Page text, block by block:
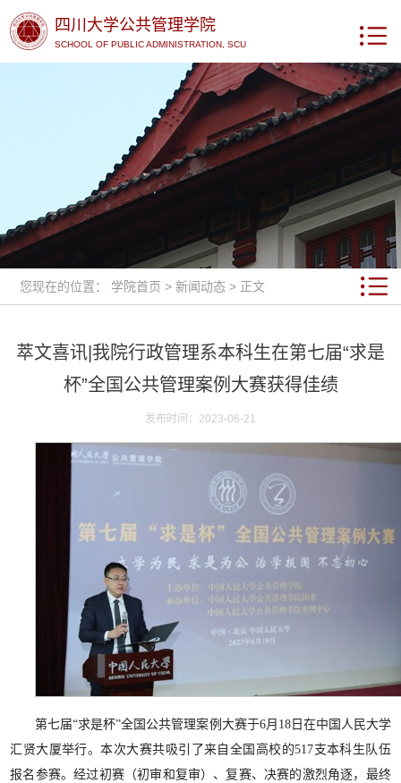
四川大学公共管理学院
SCHOOL OF PUBLIC ADMINISTRATION, SCU
您现在的位置： 学院首页 >新闻动态 > 正文
萃文喜讯|我院行政管理系本科生在第七届“求是
杯”全国公共管理案例大赛获得佳绩
发布时间：2023-06-21
第七届“求是杯”全国公共管理案例大赛于6月18日在中国人民大学
汇贤大厦举行。本次大赛共吸引了来自全国高校的517支本科生队伍
报名参赛。经过初赛（初审和复审）、复赛、决赛的激烈角逐，最终